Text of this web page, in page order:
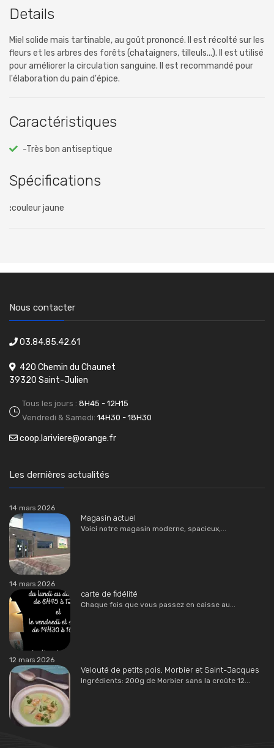
Details
Miel solide mais tartinable, au goût prononcé. Il est récolté sur les
fleurs et les arbres des forêts (chataigners, tilleuls...). Il est utilisé
pour améliorer la circulation sanguine. Il est recommandé pour
l'élaboration du pain d'épice.
Caractéristiques
-Très bon antiseptique
Spécifications
:couleur jaune
Nous contacter
03.84.85.42.61
420 Chemin du Chaunet
39320 Saint-Julien
Tous les jours : 8H45 - 12H15
Vendredi & Samedi: 14H30 - 18H30
coop.lariviere@orange.fr
Les dernières actualités
14 mars 2026
Magasin actuel
Voici notre magasin moderne, spacieux,...
14 mars 2026
carte de fidélité
Chaque fois que vous passez en caisse au...
12 mars 2026
Velouté de petits pois, Morbier et Saint-Jacques
Ingrédients: 200g de Morbier sans la croûte 12...